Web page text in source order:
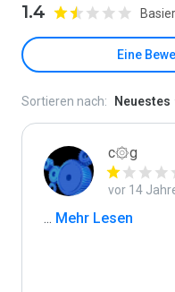
1.4
Eine
Sortieren nach: Neuestes
c۞g
vor 14
... Mehr Lesen